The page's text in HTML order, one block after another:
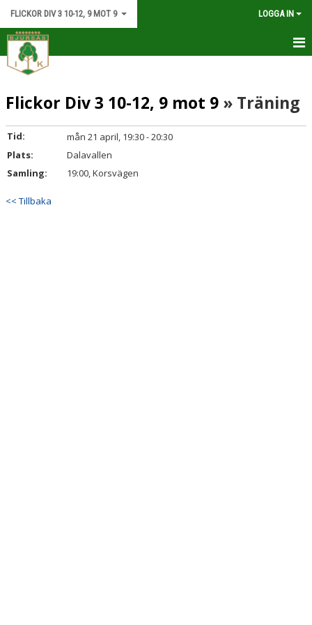
FLICKOR DIV 3 10-12, 9 MOT 9 LOGGA IN
HEM
NYHETER
KALENDER
MATCHER
Flickor Div 3 10-12, 9 mot 9 » Träning
Tid:
mån 21 april, 19:30 - 20:30
Plats:
Dalavallen
Samling:
19:00, Korsvägen
<< Tillbaka